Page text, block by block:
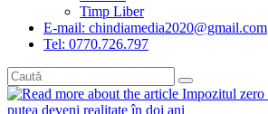
Timp Liber
E-mail: chindiamedia2020@gmail.com
Tel: 0770.726.797